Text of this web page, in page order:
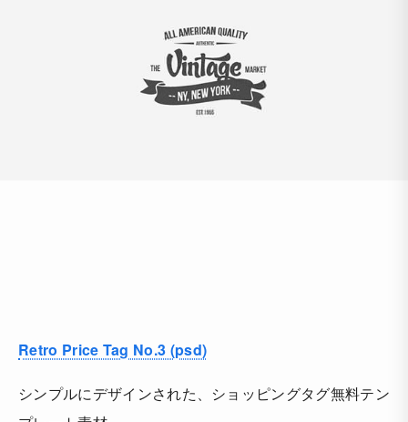
Retro Price Tag No.3 (psd)
シンプルにデザインされた、ショッピングタグ無料テン